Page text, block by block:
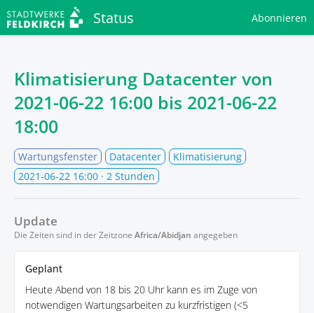
Status Abonnieren
Klimatisierung Datacenter von
2021-06-22 16:00 bis 2021-06-22
18:00
Wartungsfenster Datacenter
Klimatisierung
2021-06-22 16:00 · 2 Stunden
Update
Die Zeiten sind in der Zeitzone Africa/Abidjan angegeben
Geplant
Heute Abend von 18 bis 20 Uhr kann es im Zuge von
notwendigen Wartungsarbeiten zu kurzfristigen (<5